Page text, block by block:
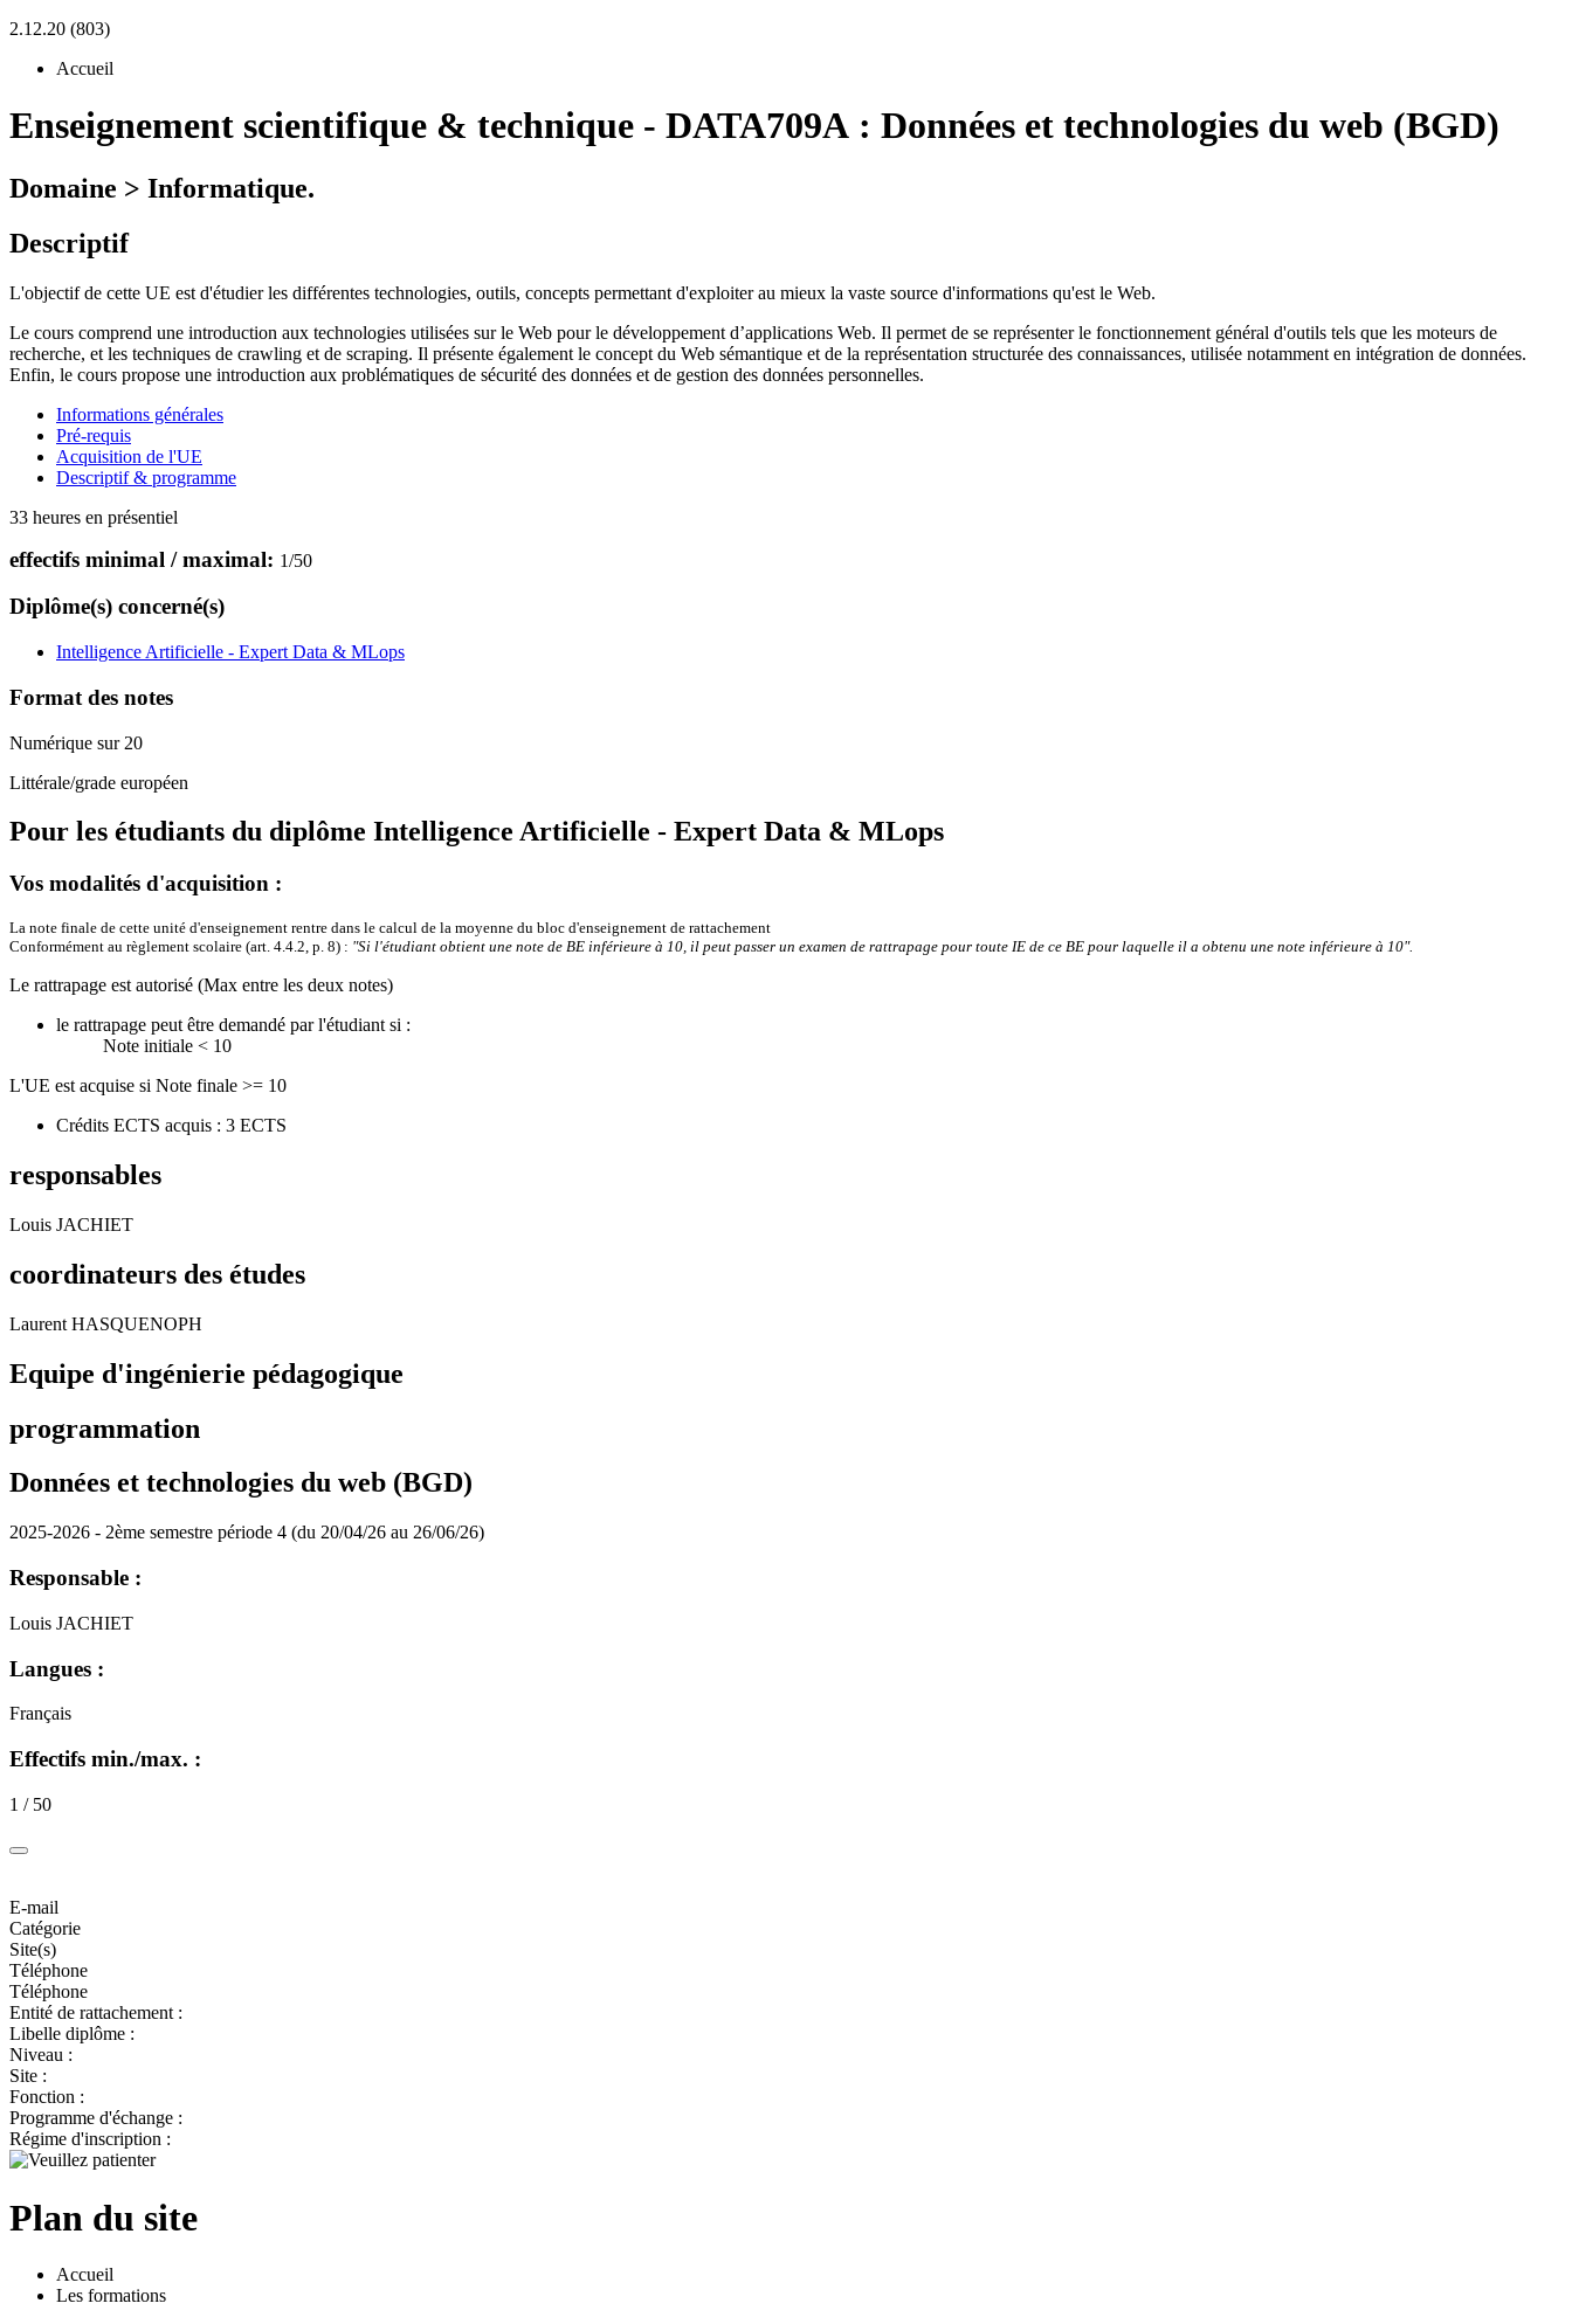
2.12.20 (803)
Accueil
Enseignement scientifique & technique - DATA709A : Données et technologies du web (BGD)
Domaine > Informatique.
Descriptif
L'objectif de cette UE est d'étudier les différentes technologies, outils, concepts permettant d'exploiter au mieux la vaste source d'informations qu'est le Web.
Le cours comprend une introduction aux technologies utilisées sur le Web pour le développement d’applications Web. Il permet de se représenter le fonctionnement général d'outils tels que les moteurs de
recherche, et les techniques de crawling et de scraping. Il présente également le concept du Web sémantique et de la représentation structurée des connaissances, utilisée notamment en intégration de données.
Enfin, le cours propose une introduction aux problématiques de sécurité des données et de gestion des données personnelles.
Informations générales
Pré-requis
Acquisition de l'UE
Descriptif & programme
33 heures en présentiel
effectifs minimal / maximal: 1/50
Diplôme(s) concerné(s)
Intelligence Artificielle - Expert Data & MLops
Format des notes
Numérique sur 20
Littérale/grade européen
Pour les étudiants du diplôme Intelligence Artificielle - Expert Data & MLops
Vos modalités d'acquisition :
La note finale de cette unité d'enseignement rentre dans le calcul de la moyenne du bloc d'enseignement de rattachement
Conformément au règlement scolaire (art. 4.4.2, p. 8) : "Si l'étudiant obtient une note de BE inférieure à 10, il peut passer un examen de rattrapage pour toute IE de ce BE pour laquelle il a obtenu une note inférieure à 10".
Le rattrapage est autorisé (Max entre les deux notes)
le rattrapage peut être demandé par l'étudiant si :
Note initiale < 10
L'UE est acquise si Note finale >= 10
Crédits ECTS acquis : 3 ECTS
responsables
Louis JACHIET
coordinateurs des études
Laurent HASQUENOPH
Equipe d'ingénierie pédagogique
programmation
Données et technologies du web (BGD)
2025-2026 - 2ème semestre période 4 (du 20/04/26 au 26/06/26)
Responsable :
Louis JACHIET
Langues :
Français
Effectifs min./max. :
1 / 50
E-mail
Catégorie
Site(s)
Téléphone
Téléphone
Entité de rattachement :
Libelle diplôme :
Niveau :
Site :
Fonction :
Programme d'échange :
Régime d'inscription :
Plan du site
Accueil
Les formations